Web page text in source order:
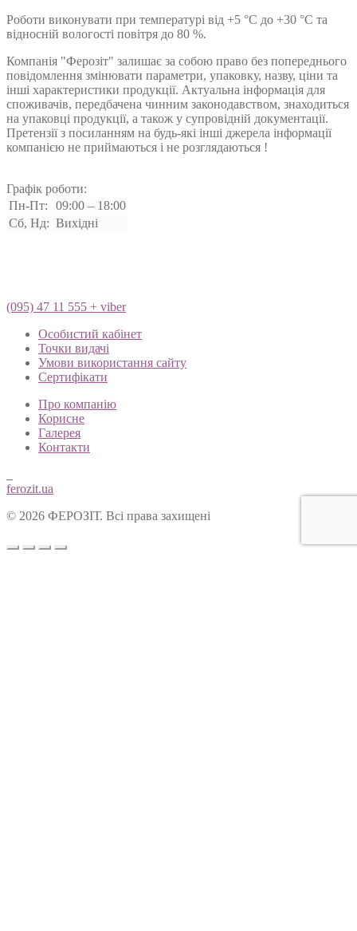
Роботи виконувати при температурі від +5 °С до +30 °С та
відносній вологості повітря до 80 %.
Компанія "Ферозіт" залишає за собою право без попереднього
повідомлення змінювати параметри, упаковку, назву, ціни та
інші характеристики продукції. Актуальна інформація для
споживачів, передбачена чинним законодавством, знаходиться
на упаковці продукції, а також у супровідній документації.
Претензії з посиланням на будь-які інші джерела інформації
компанією не приймаються і не розглядаються !
Графік роботи:
Пн-Пт:
09:00 – 18:00
Сб, Нд: Вихідні
(095) 47 11 555 + viber
Особистий кабінет
Точки видачі
Умови використання сайту
Сертифікати
Про компанію
Корисне
Галерея
Контакти
ferozit.ua
© 2026 ФЕРОЗІТ. Всі права захищені